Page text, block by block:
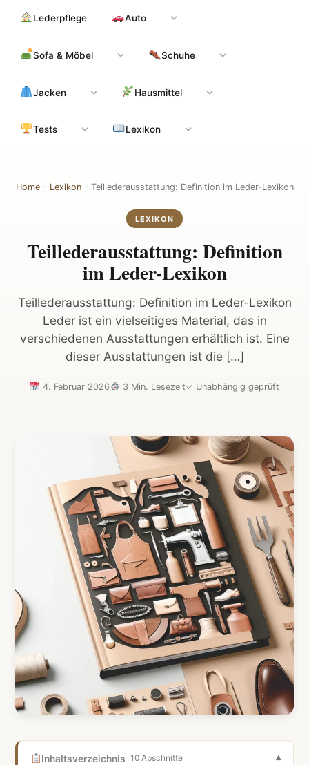
Inhalt
Lederpflege Auto
Sofa & Möbel Schuhe
Jacken Hausmittel
Tests Lexikon
Home- Lexikon- Teillederausstattung: Definition im Leder-Lexikon
LEXIKON
Teillederausstattung: Definition
im Leder-Lexikon
Teillederausstattung: Definition im Leder-Lexikon
Leder ist ein vielseitiges Material, das in
verschiedenen Ausstattungen erhältlich ist. Eine
dieser Ausstattungen ist die […]
4. Februar 2026 3 Min. Lesezeit✓ Unabhängig geprüft
Inhaltsverzeichnis 10 Abschnitte